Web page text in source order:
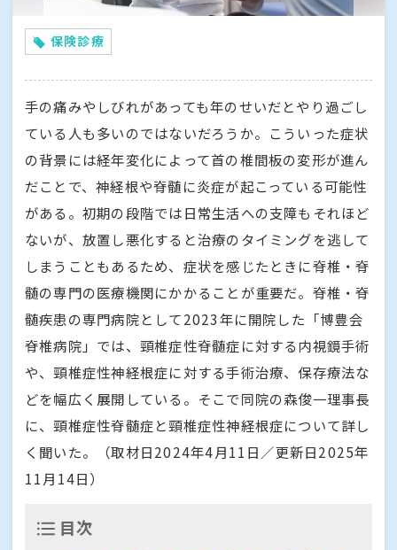
保険診療
手の痛みやしびれがあっても年のせいだとやり過ごし
ている人も多いのではないだろうか。こういった症状
の背景には経年変化によって首の椎間板の変形が進ん
だことで、神経根や脊髄に炎症が起こっている可能性
がある。初期の段階では日常生活への支障もそれほど
ないが、放置し悪化すると治療のタイミングを逃して
しまうこともあるため、症状を感じたときに脊椎・脊
髄の専門の医療機関にかかることが重要だ。脊椎・脊
髄疾患の専門病院として2023年に開院した「博豊会
脊椎病院」では、頸椎症性脊髄症に対する内視鏡手術
や、頸椎症性神経根症に対する手術治療、保存療法な
どを幅広く展開している。そこで同院の森俊一理事長
に、頸椎症性脊髄症と頸椎症性神経根症について詳し
く聞いた。（取材日2024年4月11日／更新日2025年
11月14日）
目次